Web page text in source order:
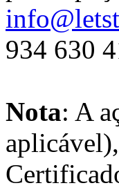
934 630
Nota: A